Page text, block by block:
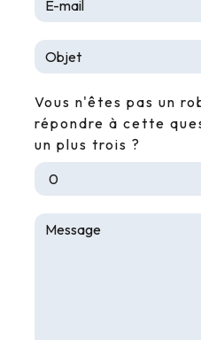
Vous n'êtes pas un
répondre à cette
un plus trois ?